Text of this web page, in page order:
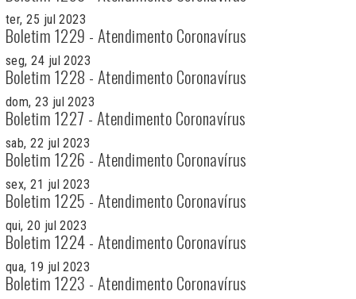
ter, 25 jul 2023
Boletim 1229 - Atendimento Coronavírus
seg, 24 jul 2023
Boletim 1228 - Atendimento Coronavírus
dom, 23 jul 2023
Boletim 1227 - Atendimento Coronavírus
sab, 22 jul 2023
Boletim 1226 - Atendimento Coronavírus
sex, 21 jul 2023
Boletim 1225 - Atendimento Coronavírus
qui, 20 jul 2023
Boletim 1224 - Atendimento Coronavírus
qua, 19 jul 2023
Boletim 1223 - Atendimento Coronavírus